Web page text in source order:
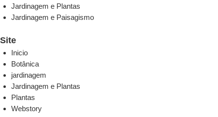
Jardinagem e Plantas
Jardinagem e Paisagismo
Site
Inicio
Botânica
jardinagem
Jardinagem e Plantas
Plantas
Webstory